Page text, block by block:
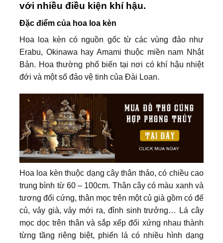
với nhiều điều kiện khí hậu.
Đặc điểm của hoa loa kèn
Hoa loa kèn có nguồn gốc từ các vùng đảo như
Erabu, Okinawa hay Amami thuộc miền nam Nhật
Bản. Hoa thường phổ biến tại nơi có khí hậu nhiệt
đới và một số đảo vệ tinh của Đài Loan.
Hoa loa kèn thuộc dạng cây thân thảo, có chiều cao
trung bình từ 60 – 100cm. Thân cây có màu xanh và
tương đối cứng, thân mọc trên một củ già gồm có đế
củ, vảy già, vảy mới ra, đỉnh sinh trưởng… Lá cây
mọc dọc trên thân và sắp xếp đối xứng nhau thành
từng tầng riêng biệt, phiến lá có nhiều hình dạng